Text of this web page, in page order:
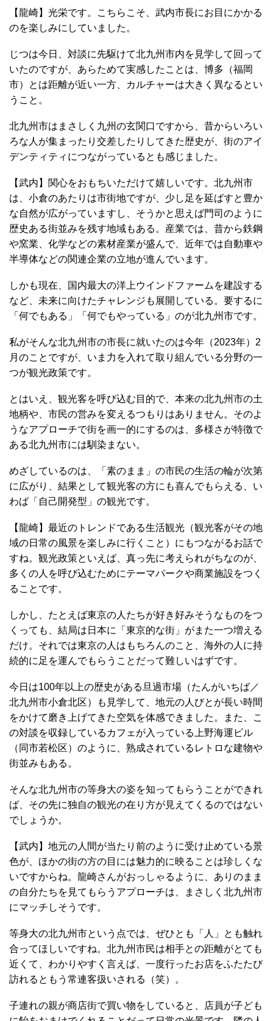
【龍崎】光栄です。こちらこそ、武内市長にお目にかかる
のを楽しみにしていました。
じつは今日、対談に先駆けて北九州市内を見学して回って
いたのですが、あらためて実感したことは、博多（福岡
市）とは距離が近い一方、カルチャーは大きく異なるとい
うこと。
北九州市はまさしく九州の玄関口ですから、昔からいろい
ろな人が集まったり交差したりしてきた歴史が、街のアイ
デンティティにつながっているとも感じました。
【武内】関心をおもちいただけて嬉しいです。北九州市
は、小倉のあたりは市街地ですが、少し足を延ばすと豊か
な自然が広がっていますし、そうかと思えば門司のように
歴史ある街並みを残す地域もある。産業では、昔から鉄鋼
や窯業、化学などの素材産業が盛んで、近年では自動車や
半導体などの関連企業の立地が進んでいます。
しかも現在、国内最大の洋上ウインドファームを建設する
など、未来に向けたチャレンジも展開している。要するに
「何でもある」「何でもやっている」のが北九州市です。
私がそんな北九州市の市長に就いたのは今年（2023年）2
月のことですが、いま力を入れて取り組んでいる分野の一
つが観光政策です。
とはいえ、観光客を呼び込む目的で、本来の北九州市の土
地柄や、市民の営みを変えるつもりはありません。そのよ
うなアプローチで街を画一的にするのは、多様さが特徴で
ある北九州市には馴染まない。
めざしているのは、「素のまま」の市民の生活の輪が次第
に広がり、結果として観光客の方にも喜んでもらえる、い
わば「自己開発型」の観光です。
【龍崎】最近のトレンドである生活観光（観光客がその地
域の日常の風景を楽しみに行くこと）にもつながるお話で
すね。観光政策といえば、真っ先に考えられがちなのが、
多くの人を呼び込むためにテーマパークや商業施設をつく
ることです。
しかし、たとえば東京の人たちが好き好みそうなものをつ
くっても、結局は日本に「東京的な街」がまた一つ増える
だけ。それでは東京の人はもちろんのこと、海外の人に持
続的に足を運んでもらうことだって難しいはずです。
今日は100年以上の歴史がある旦過市場（たんがいちば／
北九州市小倉北区）も見学して、地元の人びとが長い時間
をかけて磨き上げてきた空気を体感できました。また、こ
の対談を収録しているカフェが入っている上野海運ビル
（同市若松区）のように、熟成されているレトロな建物や
街並みもある。
そんな北九州市の等身大の姿を知ってもらうことができれ
ば、その先に独自の観光の在り方が見えてくるのではない
でしょうか。
【武内】地元の人間が当たり前のように受け止めている景
色が、ほかの街の方の目には魅力的に映ることは珍しくな
いですからね。龍崎さんがおっしゃるように、ありのまま
の自分たちを見てもらうアプローチは、まさしく北九州市
にマッチしそうです。
等身大の北九州市という点では、ぜひとも「人」とも触れ
合ってほしいですね。北九州市民は相手との距離がとても
近くて、わかりやすく言えば、一度行ったお店をふたたび
訪れるともう常連客扱いされる（笑）。
子連れの親が商店街で買い物をしていると、店員が子ども